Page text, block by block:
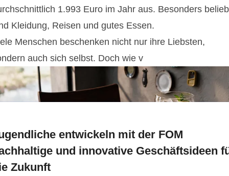
1.993 Euro im Jahr aus. Besonders
Kleidung, Reisen und gutes Essen.
Menschen beschenken nicht nur ihre Liebsten,
auch sich selbst. Doch wie v
entwickeln mit der FOM
und innovative Geschäftsideen
Zukunft